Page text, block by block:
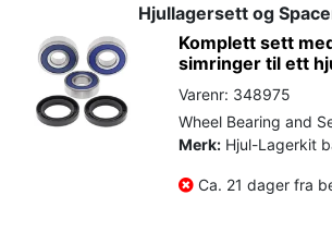
Hjullagersett og
Komplett sett
simringer til ett
Varenr: 348975
Wheel Bearing and
Merk: Hjul-Lagerkit
Ca. 21 dager fra